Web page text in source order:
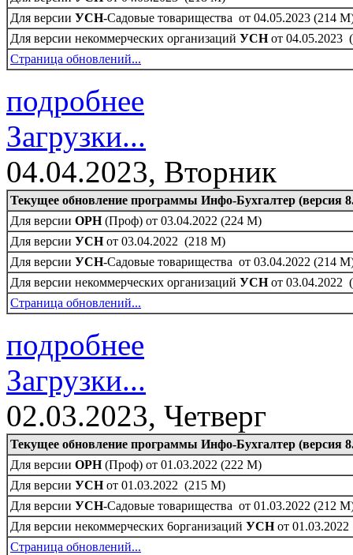
Для версии УСН-Садовые товарищества от 04.05.2023 (214
Для версии некоммерческих организаций УСНот 04.05.2023
Страница обновлений...
подробнее
Загрузки...
04.04.2023, Вторник
Текущее обновление программы Инфо-Бухгалтер (версия
Для версии ОРН(Проф) от 03.04.2022 (224 M)
Для версии УСНот 03.04.2022 (218 M)
Для версии УСН-Садовые товарищества от 03.04.2022 (214
Для версии некоммерческих организаций УСНот 03.04.2022
Страница обновлений...
подробнее
Загрузки...
02.03.2023, Четверг
Текущее обновление программы Инфо-Бухгалтер (версия
Для версии ОРН(Проф) от 01.03.2022 (222 M)
Для версии УСНот 01.03.2022 (215 M)
Для версии УСН-Садовые товарищества от 01.03.2022 (212
Для версии некоммерческих 6организаций УСНот
Страница обновлений...